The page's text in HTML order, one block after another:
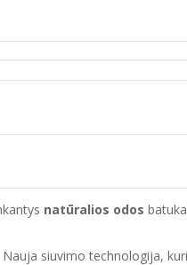
natūralios odos
Nauja siuvimo technologija,